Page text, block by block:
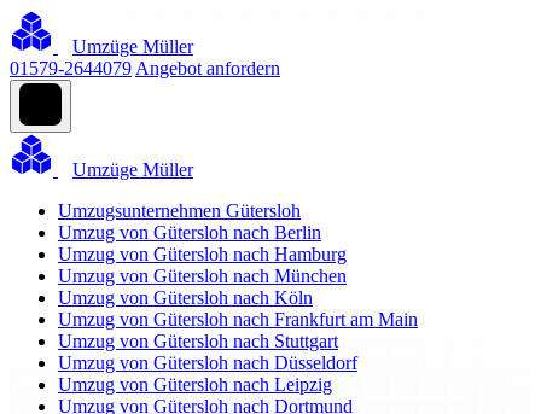
Umzüge Müller
01579-2644079 Angebot anfordern
Umzüge Müller
Umzugsunternehmen Gütersloh
Umzug von Gütersloh nach Berlin
Umzug von Gütersloh nach Hamburg
Umzug von Gütersloh nach München
Umzug von Gütersloh nach Köln
Umzug von Gütersloh nach Frankfurt am Main
Umzug von Gütersloh nach Stuttgart
Umzug von Gütersloh nach Düsseldorf
Umzug von Gütersloh nach Leipzig
Umzug von Gütersloh nach Dortmund